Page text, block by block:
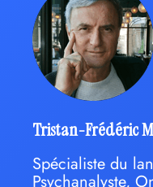
Tristan-Frédéric
Spécialiste du
Psychanalyste,